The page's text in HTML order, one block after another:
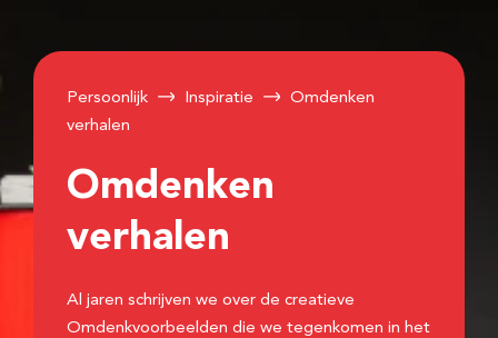
Persoonlijk Inspiratie
Omdenken
verhalen
Omdenken
verhalen
Al jaren schrijven we over de creatieve
Omdenkvoorbeelden die we tegenkomen in het